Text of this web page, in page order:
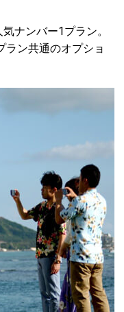
ナンバー1プラン。
ラン共通のオプショ